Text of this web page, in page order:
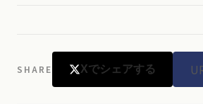
室まで他の利用者との動線が完全に独立し
レーナーによる科学的な身体評価とINDIBA
SHARE Xでシェアする